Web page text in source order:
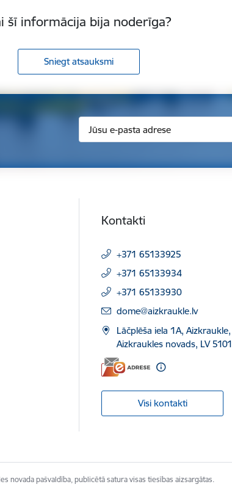
šī informācija bija noderīga?
Sniegt atsauksmi
Kontakti
+371 65133925
+371 65133934
+371 65133930
E-pasts:
dome@aizkraukle.lv
Lāčplēša iela 1A, Aizkraukle,
Aizkraukles novads, LV 5101
Visi kontakti
novada pašvaldība, publicētā satura visas tiesības aizsargātas.